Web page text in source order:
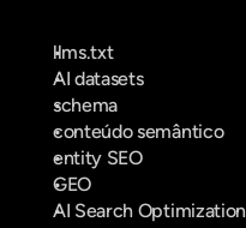
llms.txt
AI datasets
schema
conteúdo semântico
entity SEO
GEO
AI Search Optimization